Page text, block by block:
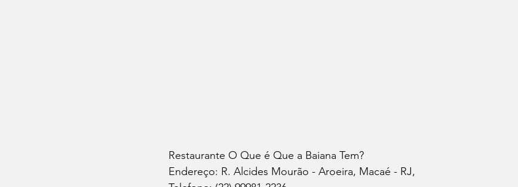
Restaurante O Que é Que a Baiana Tem?
Endereço: R. Alcides Mourão - Aroeira, Macaé - RJ,